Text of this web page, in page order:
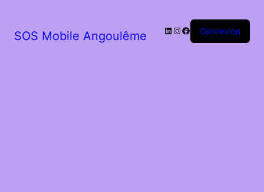
SOS Mobile Angoulême LinkedIn
Instagram
Facebook
Connexion